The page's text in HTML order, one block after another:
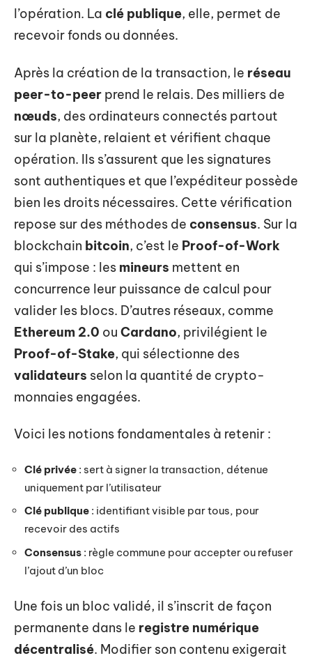
l’opération. La clé publique, elle, permet de
recevoir fonds ou données.
Après la création de la transaction, le réseau
peer-to-peer prend le relais. Des milliers de
nœuds, des ordinateurs connectés partout
sur la planète, relaient et vérifient chaque
opération. Ils s’assurent que les signatures
sont authentiques et que l’expéditeur possède
bien les droits nécessaires. Cette vérification
repose sur des méthodes de consensus. Sur la
blockchain bitcoin, c’est le Proof-of-Work
qui s’impose : les mineurs mettent en
concurrence leur puissance de calcul pour
valider les blocs. D’autres réseaux, comme
Ethereum 2.0 ou Cardano, privilégient le
Proof-of-Stake, qui sélectionne des
validateurs selon la quantité de crypto-
monnaies engagées.
Voici les notions fondamentales à retenir :
Clé privée : sert à signer la transaction, détenue
uniquement par l’utilisateur
Clé publique : identifiant visible par tous, pour
recevoir des actifs
Consensus : règle commune pour accepter ou refuser
l’ajout d’un bloc
Une fois un bloc validé, il s’inscrit de façon
permanente dans le registre numérique
décentralisé. Modifier son contenu exigerait